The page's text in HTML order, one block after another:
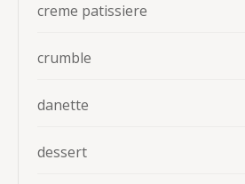
creme patissiere
crumble
danette
dessert